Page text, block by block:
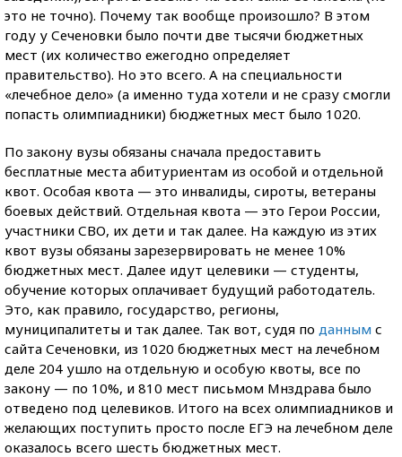
это не точно). Почему так вообще произошло? В этом
году у Сеченовки было почти две тысячи бюджетных
мест (их количество ежегодно определяет
правительство). Но это всего. А на специальности
«лечебное дело» (а именно туда хотели и не сразу смогли
попасть олимпиадники) бюджетных мест было 1020.
По закону вузы обязаны сначала предоставить
бесплатные места абитуриентам из особой и отдельной
квот. Особая квота — это инвалиды, сироты, ветераны
боевых действий. Отдельная квота — это Герои России,
участники СВО, их дети и так далее. На каждую из этих
квот вузы обязаны зарезервировать не менее 10%
бюджетных мест. Далее идут целевики — студенты,
обучение которых оплачивает будущий работодатель.
Это, как правило, государство, регионы,
муниципалитеты и так далее. Так вот, судя по данным с
сайта Сеченовки, из 1020 бюджетных мест на лечебном
деле 204 ушло на отдельную и особую квоты, все по
закону — по 10%, и 810 мест письмом Мнздрава было
отведено под целевиков. Итого на всех олимпиадников и
желающих поступить просто после ЕГЭ на лечебном деле
оказалось всего шесть бюджетных мест.